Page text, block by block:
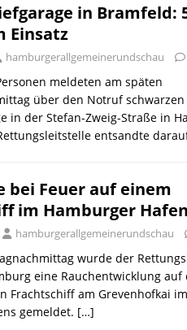
in Bramfeld:
Einsatz
hamburgerallgemeinerundschau
meldeten am späten
über den Notruf schwarzen
in der Stefan-Zweig-Straße in
entsandte
bei Feuer auf einem
im Hamburger Hafen
hamburgerallgemeinerundschau
wurde der
eine Rauchentwicklung auf
Frachtschiff am Grevenhofkai
gemeldet. […]